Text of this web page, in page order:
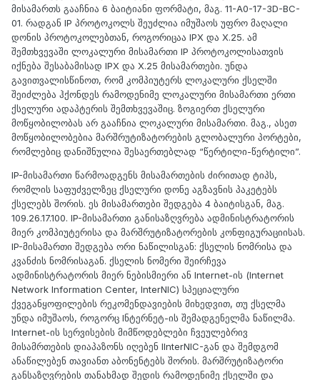
მისამართს გააჩნია 6 ბაიტიანი ფორმატი, მაგ. 11-A0-17-3D-BC-
01. რადგან IP პროტოკოლს შეუძლია იმუშაოს უფრო მაღალი
დონის პროტოკოლებთან, როგორიცაა IPX და X.25. ამ
შემთხვევაში ლოკალური მისამართი IP პროტოკოლისათვის
იქნება შესაბამისად IPX და X.25 მისამართები. უნდა
გავითვალისწინოთ, რომ კომპიუტერს ლოკალური ქსელში
შეიძლება ჰქონდეს რამოდენიმე ლოკალური მისამართი ერთი
ქსელური ადაპტერის შემთხვევაშიც. ზოგიერთ ქსელური
მოწყობილობას არ გააჩნია ლოკალური მისამართი. მაგ., ასეთ
მოწყობილობებია მარშრუტიზატორების გლობალური პორტები,
რომლებიც დანიშნულია შესაერთებლად “წერტილი-წერტილი”.
IP-მისამართი წარმოადგენს მისამართების ძირითად ტიპს,
რომლის საფუძველზეც ქსელური დონე აგზავნის პაკეტებს
ქსელებს შორის. ეს მისამართები შედგება 4 ბაიტისგან, მაგ.
109.26.17.100. IP-მისამართი განისაზღვრება ადმინისტრატორის
მიერ კომპიუტერისა და მარშრუტიზატორების კონფიგურაციისას.
IP-მისამართი შედგება ორი ნაწილისგან: ქსელის ნომრისა და
კვანძის ნომრისაგან. ქსელის ნომერი შეირჩევა
ადმინისტრატორის მიერ ნებისმიერი ან Internet-ის (Internet
Network Information Center, InterNIC) სპეციალური
ქვეგანყოფილების რეკომენდავიების მიხედვით, თუ ქსელმა
უნდა იმუშაოს, როგორც Iნტერნეტ-ის შემადგენელმა ნაწილმა.
Internet-ის სერვისების მიმწოდებლები ჩვეულებრივ
მისამრთების დიაპაზონს იღებენ IInterNIC-გან და შემდგომ
ანაწილებენ თავიანთ აბონენტებს შორის. მარშრუტიზატორი
განსაზღვრების თანახმად შედის რამოდენიმე ქსელში და